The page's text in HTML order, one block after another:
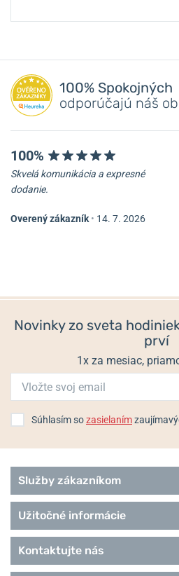
100% Spokojných
odporúčajú náš
100%
Skvelá komunikácia a expresné
dodanie.
Overený zákazník • 14. 7. 2026
Novinky zo sveta
prví
1x za mesiac,
Súhlasím sozasielaním
Služby zákazníkom
Užitočné informácie
Kontaktujte nás